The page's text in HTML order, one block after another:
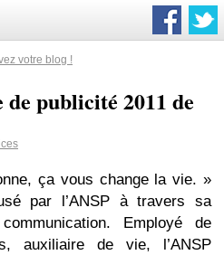
votre blog !
publicité 2011 de
ça vous change la vie. »
par l’ANSP à travers sa
Employé de
auxiliaire de vie, l’ANSP